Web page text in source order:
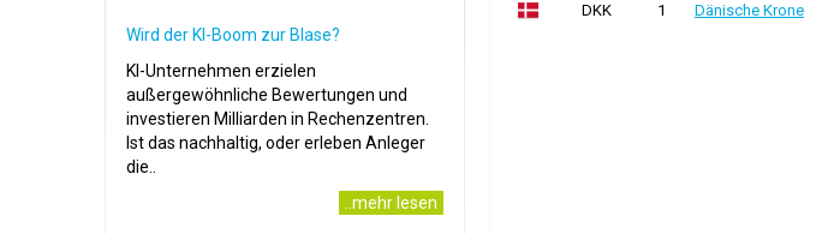
DKK
1 Dänische Krone
Wird der KI-Boom zur Blase?
KI-Unternehmen erzielen
außergewöhnliche Bewertungen und
investieren Milliarden in Rechenzentren.
Ist das nachhaltig, oder erleben Anleger
die..
..mehr lesen